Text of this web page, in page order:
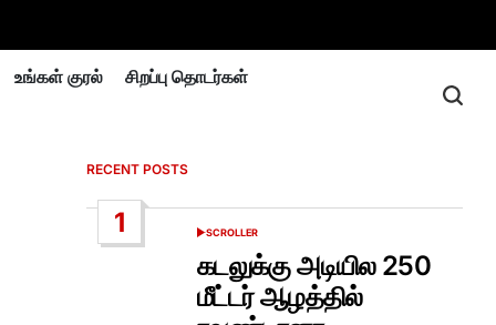
உங்கள் குரல் சிறப்பு தொடர்கள்
RECENT POSTS
1
POSTED
SCROLLER
கடலுக்கு அடியில 250
மீட்டர் ஆழத்தில்